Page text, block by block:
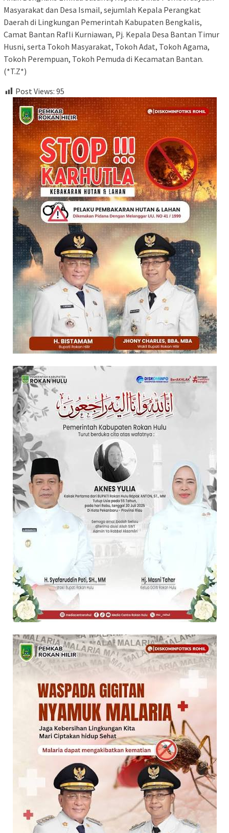
Masyarakat dan Desa Ismail, sejumlah Kepala Perangkat
Daerah di Lingkungan Pemerintah Kabupaten Bengkalis,
Camat Bantan Rafli Kurniawan, Pj. Kepala Desa Bantan Timur
Husni, serta Tokoh Masyarakat, Tokoh Adat, Tokoh Agama,
Tokoh Perempuan, Tokoh Pemuda di Kecamatan Bantan.
(*T.Z*)
Post Views: 95